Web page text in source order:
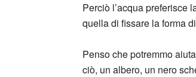
Perciò l’acqua preferisce
quella di fissare la forma
Penso che potremmo
ciò, un albero, un nero